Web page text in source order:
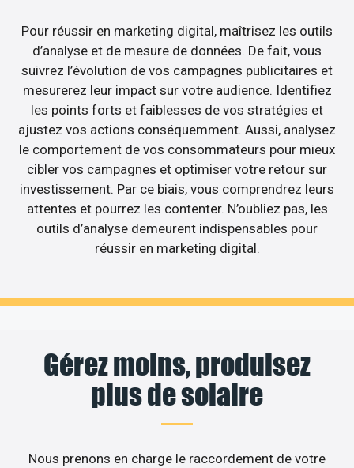
Pour réussir en marketing digital, maîtrisez les outils
d’analyse et de mesure de données. De fait, vous
suivrez l’évolution de vos campagnes publicitaires et
mesurerez leur impact sur votre audience. Identifiez
les points forts et faiblesses de vos stratégies et
ajustez vos actions conséquemment. Aussi, analysez
le comportement de vos consommateurs pour mieux
cibler vos campagnes et optimiser votre retour sur
investissement. Par ce biais, vous comprendrez leurs
attentes et pourrez les contenter. N’oubliez pas, les
outils d’analyse demeurent indispensables pour
réussir en marketing digital.
Gérez moins, produisez
plus de solaire
Nous prenons en charge le raccordement de votre